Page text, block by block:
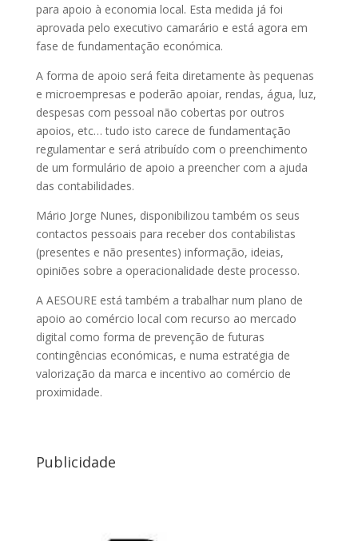
para apoio à economia local. Esta medida já foi
aprovada pelo executivo camarário e está agora em
fase de fundamentação económica.
A forma de apoio será feita diretamente às pequenas
e microempresas e poderão apoiar, rendas, água, luz,
despesas com pessoal não cobertas por outros
apoios, etc… tudo isto carece de fundamentação
regulamentar e será atribuído com o preenchimento
de um formulário de apoio a preencher com a ajuda
das contabilidades.
Mário Jorge Nunes, disponibilizou também os seus
contactos pessoais para receber dos contabilistas
(presentes e não presentes) informação, ideias,
opiniões sobre a operacionalidade deste processo.
A AESOURE está também a trabalhar num plano de
apoio ao comércio local com recurso ao mercado
digital como forma de prevenção de futuras
contingências económicas, e numa estratégia de
valorização da marca e incentivo ao comércio de
proximidade.
Publicidade